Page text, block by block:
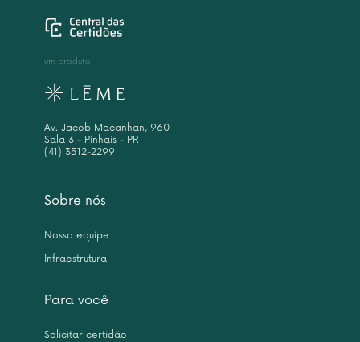
Sobre nós
Nossa equipe
Infraestrutura
Para você
Solicitar certidão
um produto
Av. Jacob Macanhan, 960
Sala 3 - Pinhais - PR
(41) 3512-2299